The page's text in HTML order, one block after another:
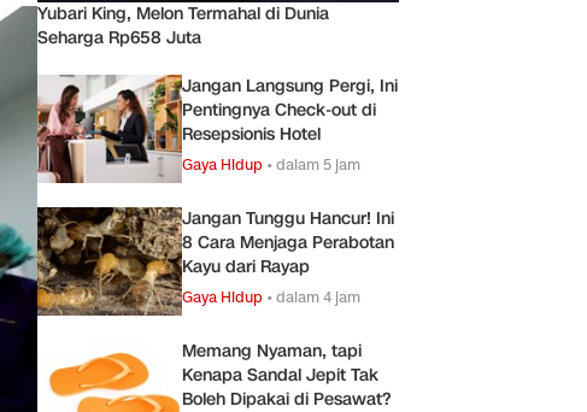
Yubari King, Melon Termahal di Dunia
Seharga Rp658 Juta
Jangan Langsung Pergi, Ini
Pentingnya Check-out di
Resepsionis Hotel
Gaya Hidup •dalam 5 jam
Jangan Tunggu Hancur! Ini
8 Cara Menjaga Perabotan
Kayu dari Rayap
Gaya Hidup •dalam 4 jam
Memang Nyaman, tapi
Kenapa Sandal Jepit Tak
Boleh Dipakai di Pesawat?